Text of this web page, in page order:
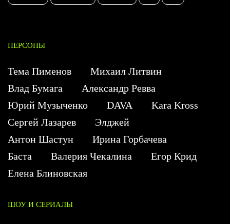
ПЕРСОНЫ
Тема Пименов
Михаил Литвин
Влад Бумага
Александр Ревва
Юрий Музыченко
DAVA
Kara Kross
Сергей Лазарев
Элджей
Антон Шастун
Ирина Горбачева
Баста
Валерия Чекалина
Егор Крид
Елена Блиновская
ШОУ И СЕРИАЛЫ